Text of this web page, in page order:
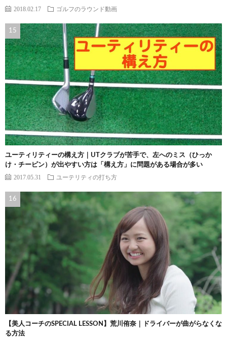
2018.02.17 ゴルフのラウンド動画
ユーティリティーの構え方｜UTクラブが苦手で、左へのミス（ひっか
け・チーピン）が出やすい方は「構え方」に問題がある場合が多い
2017.05.31 ユーテリティの打ち方
【美人コーチのSPECIAL LESSON】荒川侑奈｜ドライバーが曲がらなくな
る方法